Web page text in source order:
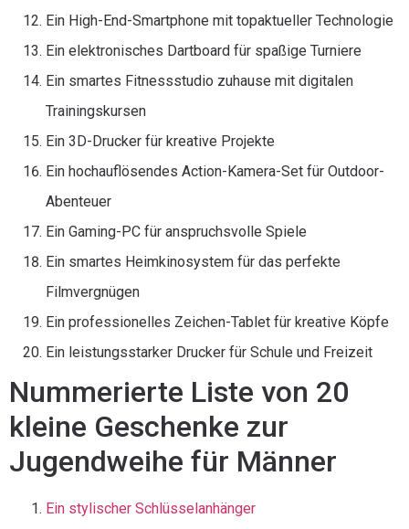
Ein High-End-Smartphone mit topaktueller Technologie
Ein elektronisches Dartboard für spaßige Turniere
Ein smartes Fitnessstudio zuhause mit digitalen
Trainingskursen
Ein 3D-Drucker für kreative Projekte
Ein hochauflösendes Action-Kamera-Set für Outdoor-
Abenteuer
Ein Gaming-PC für anspruchsvolle Spiele
Ein smartes Heimkinosystem für das perfekte
Filmvergnügen
Ein professionelles Zeichen-Tablet für kreative Köpfe
Ein leistungsstarker Drucker für Schule und Freizeit
Nummerierte Liste von 20
kleine Geschenke zur
Jugendweihe für Männer
Ein stylischer Schlüsselanhänger